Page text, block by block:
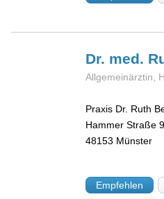
Dr. med.
Allgemeinärztin,
Praxis Dr. Ruth
Hammer Straße
48153 Münster
Empfehlen